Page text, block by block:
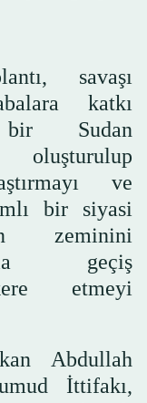
savaşı
katkı
bir Sudan
ve
bir siyasi
zeminini
geçiş
etmeyi
Abdullah
İttifakı,